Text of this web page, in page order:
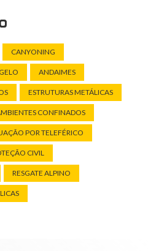
CANYONING
ANDAIMES
ESTRUTURAS METÁLICAS
CONFINADOS
POR TELEFÉRICO
CIVIL
RESGATE ALPINO